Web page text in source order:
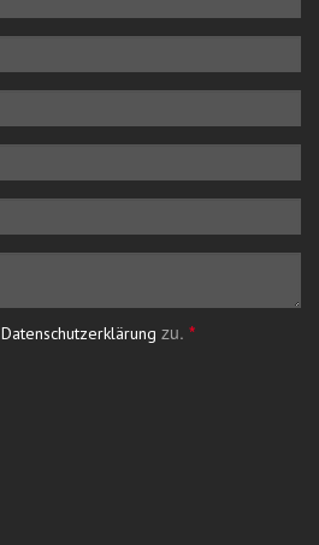
Datenschutzerklärung zu. *